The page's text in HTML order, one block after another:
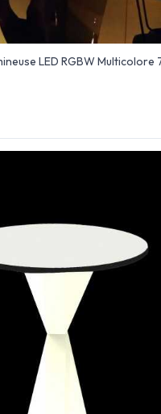
LED RGBW Multicolore